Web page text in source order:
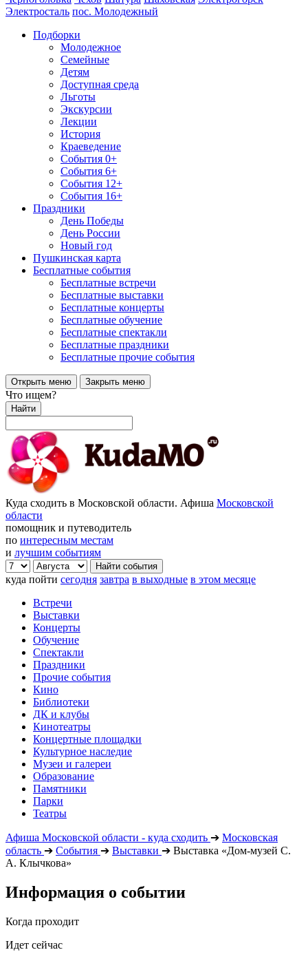
Электросталь пос. Молодежный
Подборки
Молодежное
Семейные
Детям
Доступная среда
Льготы
Экскурсии
Лекции
История
Краеведение
События 0+
События 6+
События 12+
События 16+
Праздники
День Победы
День России
Новый год
Пушкинская карта
Бесплатные события
Бесплатные встречи
Бесплатные выставки
Бесплатные концерты
Бесплатные обучение
Бесплатные спектакли
Бесплатные праздники
Бесплатные прочие события
Открыть меню Закрыть меню
Что ищем?
Найти
Куда сходить в Московской области. Афиша Московской
области
помощник и путеводитель
по интересным местам
и лучшим событиям
куда пойти сегодня завтра в выходные в этом месяце
Встречи
Выставки
Концерты
Обучение
Спектакли
Праздники
Прочие события
Кино
Библиотеки
ДК и клубы
Кинотеатры
Концертные площадки
Культурное наследие
Музеи и галереи
Образование
Памятники
Парки
Театры
Афиша Московской области - куда сходить ➔ Московская
область ➔ События ➔ Выставки ➔ Выставка «Дом-музей С.
А. Клычкова»
Информация о событии
Когда проходит
Идет сейчас